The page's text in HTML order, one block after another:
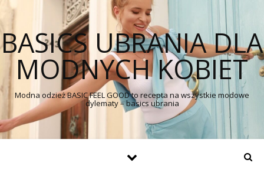
BASICS UBRANIA DLA
MODNYCH KOBIET
Modna odzież BASIC FEEL GOOD to recepta na wszystkie modowe
dylematy – basics ubrania